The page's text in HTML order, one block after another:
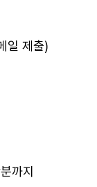
일 제출)
까지